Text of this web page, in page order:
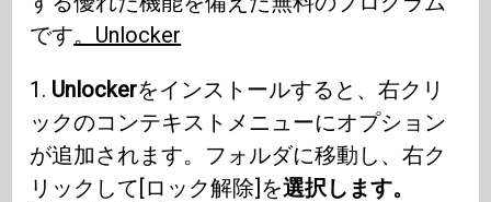
です。Unlocker
1. Unlockerをインストールすると、右クリ
ックのコンテキストメニューにオプション
が追加されます。フォルダに移動し、右ク
リックして[ロック解除]を選択します。